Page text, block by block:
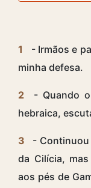
1
- Irmãos e
minha defesa.
2
- Quando
hebraica,
3
-
da Cilícia,
aos pés de